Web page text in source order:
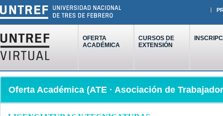
OFERTA
ACADÉMICA
CURSOS DE
EXTENSIÓN
Oferta Académica (ATE · Asociación de